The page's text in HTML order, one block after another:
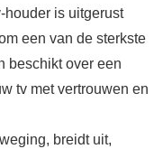
houder is uitgerust
een van de sterkste
beschikt over een
tv met vertrouwen en
breidt uit,